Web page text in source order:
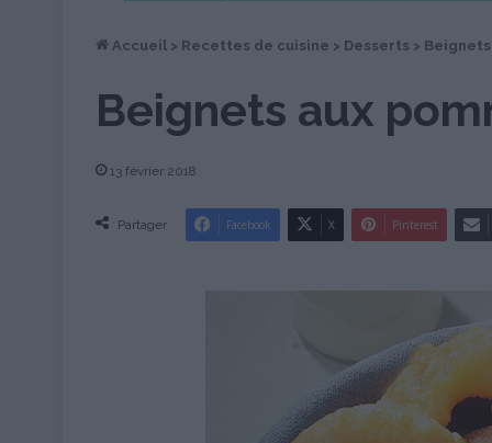
Accueil > Recettes de cuisine > Desserts > Beignets
Beignets aux
13 février 2018
Partager Facebook X Pinterest